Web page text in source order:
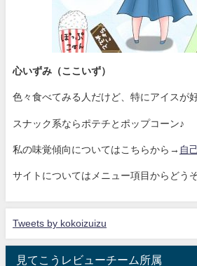
心いずみ（ここいず）
色々食べてみる人だけど、特にアイスが
スナック系ならポテチとポップコーン♪
私の味覚傾向についてはこちらから→ 自
サイトについてはメニュー項目からどう
Tweets by kokoizuizu
見てこうレビューチーム所属